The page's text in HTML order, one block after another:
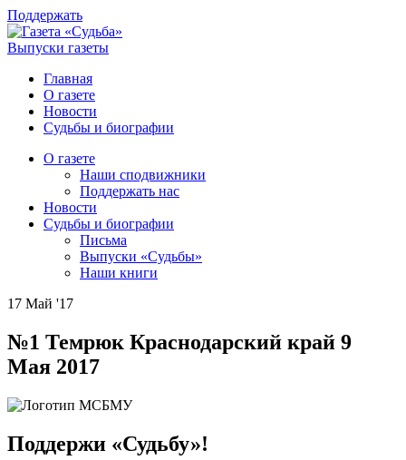
Поддержать
Выпуски газеты
Главная
О газете
Новости
Судьбы и биографии
О газете
Наши сподвижники
Поддержать нас
Новости
Судьбы и биографии
Письма
Выпуски «Судьбы»
Наши книги
17 Май '17
№1 Темрюк Краснодарский край 9
Мая 2017
Поддержи «Судьбу»!